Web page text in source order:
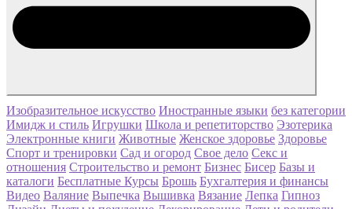
Изобразительное искусство Иностранные языки без категории
Имидж и стиль Игрушки Школа и репетиторство Эзотерика
Электронные книги Животные Женское здоровье Здоровье
Спорт и тренировки Сад и огород Свое дело Секс и
отношения Строительство и ремонт Бизнес Бисер Базы и
каталоги Бесплатные Курсы Брошь Бухгалтерия и финансы
Видео Валяние Выпечка Вышивка Вязание Лепка Гипноз